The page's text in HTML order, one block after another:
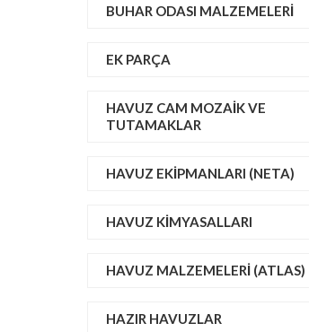
BUHAR ODASI MALZEMELERI
EK PARÇA
HAVUZ CAM MOZAIK VE
TUTAMAKLAR
HAVUZ EKIPMANLARI (NETA)
HAVUZ KIMYASALLARI
HAVUZ MALZEMELERI (ATLAS)
HAZIR HAVUZLAR